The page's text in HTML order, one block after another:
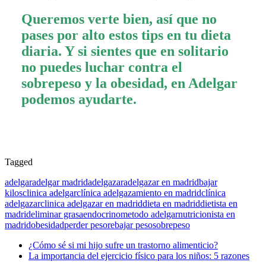
Queremos verte bien, así que no
pases por alto estos tips en tu dieta
diaria. Y si sientes que en solitario
no puedes luchar contra el
sobrepeso y la obesidad, en Adelgar
podemos ayudarte.
Tagged
adelgaradelgar madridadelgazaradelgazar en madridbajar
kilosclinica adelgarclínica adelgazamiento en madridclínica
adelgazarclinica adelgazar en madriddieta en madriddietista en
madrideliminar grasaendocrinometodo adelgarnutricionista en
madridobesidadperder pesorebajar pesosobrepeso
¿Cómo sé si mi hijo sufre un trastorno alimenticio?
La importancia del ejercicio físico para los niños: 5 razones